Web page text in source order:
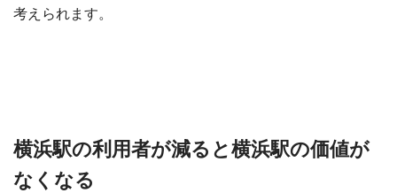
考えられます。
横浜駅の利用者が減ると横浜駅の価値が
なくなる